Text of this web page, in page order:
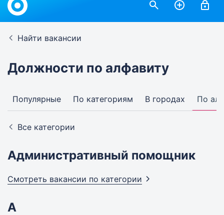
Найти вакансии
Должности по алфавиту
Популярные По категориям В городах По
Все категории
Административный помощник
Смотреть вакансии по категории
А